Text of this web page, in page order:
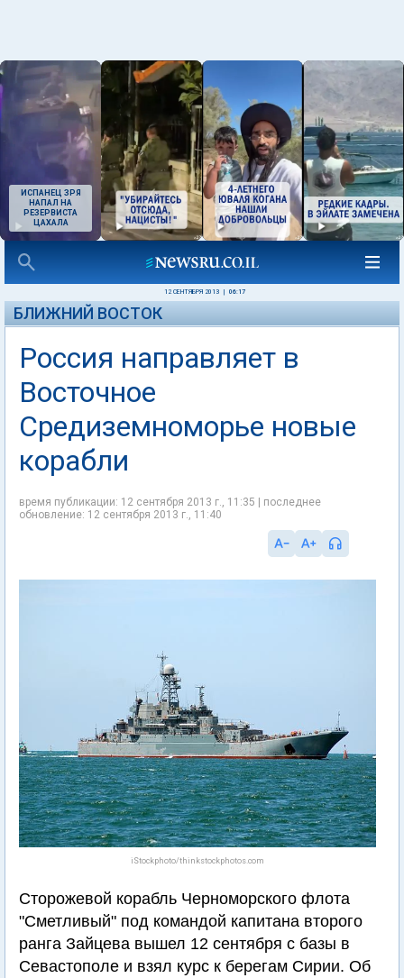
ИСПАНЕЦ ЗРЯ
НАПАЛ НА
РЕЗЕРВИСТА
ЦАХАЛА
12 СЕНТЯБРЯ 2013 06:17
БЛИЖНИЙ ВОСТОК
Россия направляет в
Восточное
Средиземноморье новые
корабли
время публикации: 12 сентября 2013 г., 11:35 | последнее
обновление: 12 сентября 2013 г., 11:40
iStockphoto/thinkstockphotos.com
Сторожевой корабль Черноморского флота
"Сметливый" под командой капитана второго
ранга Зайцева вышел 12 сентября с базы в
Севастополе и взял курс к берегам Сирии. Об